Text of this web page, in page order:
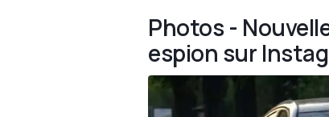
Photos -
espion sur